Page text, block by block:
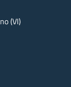
(VI)